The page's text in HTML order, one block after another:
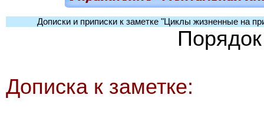
Дописки и приписки к заметке "Циклы жизненные на
Дописка к заметке: